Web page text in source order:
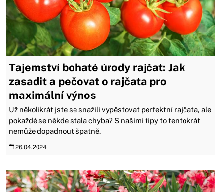
Tajemství bohaté úrody rajčat: Jak
zasadit a pečovat o rajčata pro
maximální výnos
Už několikrát jste se snažili vypěstovat perfektní rajčata, ale
pokaždé se někde stala chyba? S našimi tipy to tentokrát
nemůže dopadnout špatně.
26.04.2024